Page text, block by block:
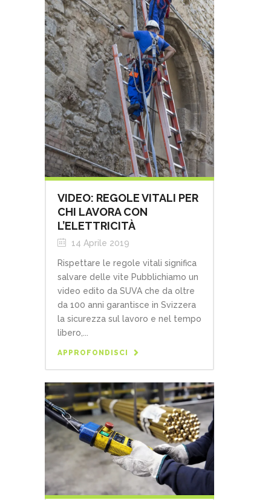
VIDEO: REGOLE VITALI PER
CHI LAVORA CON
L’ELETTRICITÀ
14 Aprile 2019
Rispettare le regole vitali significa
salvare delle vite Pubblichiamo un
video edito da SUVA che da oltre
da 100 anni garantisce in Svizzera
la sicurezza sul lavoro e nel tempo
libero,...
APPROFONDISCI